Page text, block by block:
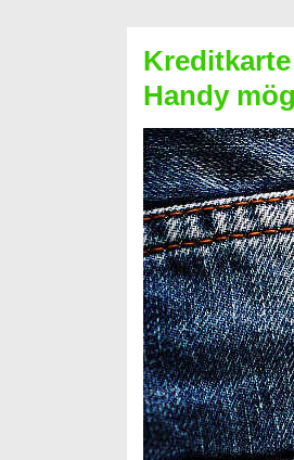
Neueröffnung
trotz
Schufaeintrag
möglich
Handy